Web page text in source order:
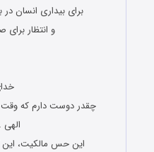
برای بیداری انسان
و انتظار برای
چقدر دوست دارم که
این حس مالکیت،